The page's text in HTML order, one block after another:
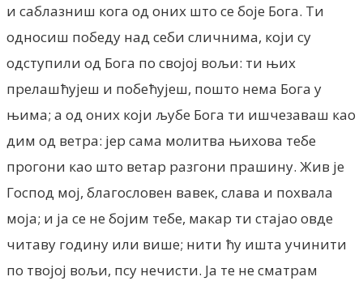
и саблазниш кога од оних што се боје Бога. Ти
односиш победу над себи сличнима, који су
одступили од Бога по својој вољи: ти њих
прелашћујеш и побећујеш, пошто нема Бога у
њима; a од оних који љубе Бога ти ишчезаваш као
дим од ветра: јер сама молитва њихова тебе
прогони као што ветар разгони прашину. Жив је
Господ мој, благословен вавек, слава и похвала
моја; и ја се не бојим тебе, макар ти стајао овде
читаву годину или више; нити ћу ишта учинити
по твојој вољи, псу нечисти. Ја те не сматрам